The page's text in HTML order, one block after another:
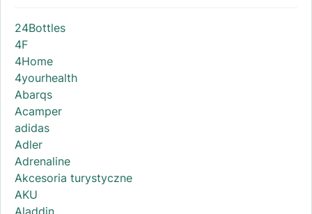
24Bottles
4F
4Home
4yourhealth
Abarqs
Acamper
adidas
Adler
Adrenaline
Akcesoria turystyczne
AKU